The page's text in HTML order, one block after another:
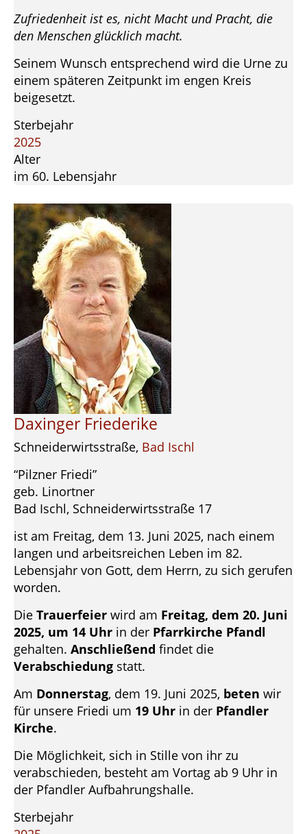
Zufriedenheit ist es, nicht Macht und Pracht, die
den Menschen glücklich macht.
Seinem Wunsch entsprechend wird die Urne zu
einem späteren Zeitpunkt im engen Kreis
beigesetzt.
Sterbejahr
2025
Alter
im 60. Lebensjahr
Daxinger Friederike
Schneiderwirtsstraße, Bad Ischl
“Pilzner Friedi”
geb. Linortner
Bad Ischl, Schneiderwirtsstraße 17
ist am Freitag, dem 13. Juni 2025, nach einem
langen und arbeitsreichen Leben im 82.
Lebensjahr von Gott, dem Herrn, zu sich gerufen
worden.
Die Trauerfeier wird am Freitag, dem 20. Juni
2025, um 14 Uhr in der Pfarrkirche Pfandl
gehalten. Anschließend findet die
Verabschiedung statt.
Am Donnerstag, dem 19. Juni 2025, beten wir
für unsere Friedi um 19 Uhr in der Pfandler
Kirche.
Die Möglichkeit, sich in Stille von ihr zu
verabschieden, besteht am Vortag ab 9 Uhr in
der Pfandler Aufbahrungshalle.
Sterbejahr